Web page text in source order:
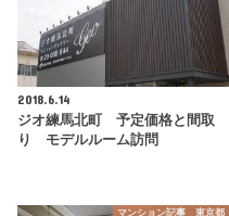
2018.6.14
ジオ練馬北町 予定価格と間取
り モデルルーム訪問
マンション記事 東京都